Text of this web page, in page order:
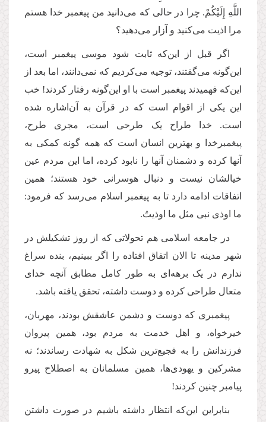
اللَّهِ إِلَیْكُمْ. چرا در حالی که می‌دانید من پیغمبر خدا هستم
مرا اذیت می‌کنید و آزار می‌دهید؟
اگر قبل از این‌که ثابت شود موسی پیغمبر است،
این‌گونه می‌گفتند، توجیه می‌کردیم که نمی‌دانند،‌ اما بعد از
این‌که فهمیدند پیغمبر است با او این‌گونه رفتار کردند! خب
این یکی از اقوام است که در قرآن به آن‌اشاره شده
است. خدا طراح یک طرحی است، مجری طرح،
پیغمبرخدا و بهترین انسان است که همه گونه کمکی به
آنها کرده و دشمنان آنها را نابود کرده،‌ اما این مردم عین
خیالشان نیست و دنبال هوسرانی خود هستند؛ همین
اتفاقات ادامه دارد تا به پیغمبر اسلام می‌رسد که فرمود:
ما اوذی نبی مثل ما اوذیتُ.
در جامعه اسلامی هم تحولاتی که از روز تشکیلش در
شهر مدینه تا الان اتفاق افتاده را اگر ببینیم، بنده سراغ
ندارم در یک برهه‌ای به طور کامل مطابق آنچه خدای
متعال طراحی کرده و دوست داشته، تحقق یافته باشد.
پیغمبری که دوست و دشمن عاشقش بودند، مهربان،
خیرخواه، و اهل خدمت به مردم بود، همین پیروان
فرزندانش را به فجیع‌ترین شکل به شهادت رساندند؛ نه
مشرکین و یهودی‌ها، همین مسلمانان به اصطلاح پیرو
پیامبر چنین کردند!
بنابراین این‌که انتظار داشته باشیم در صورت داشتن